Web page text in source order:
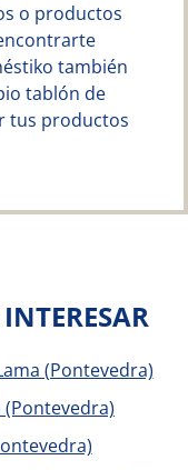
o productos
también
tablón de
tus productos
(Pontevedra)
(Pontevedra)